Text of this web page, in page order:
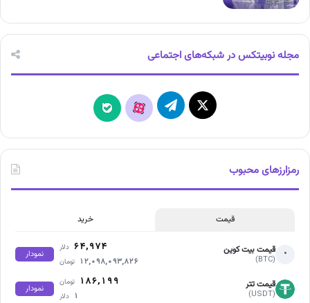
مجله نوبیتکس در شبکه‌های اجتماعی
X تلگرام آپارات بله
رمزارزهای محبوب
قیمت خرید
• قیمت بیت کوین
(BTC)
۶۴,۹۷۴ دلار
۱۲,۰۹۸,۰۹۳,۸۲۶ تومان
نمودار
قیمت تتر
(USDT)
۱۸۶,۱۹۹ تومان
۱ دلار
نمودار